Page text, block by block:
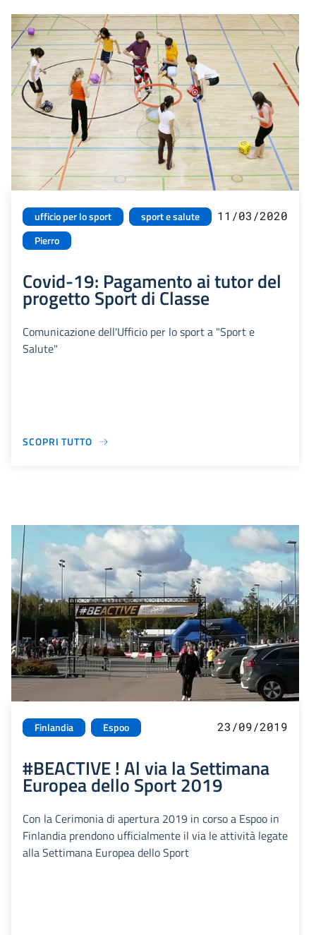
ufficio per lo sport
sport e salute
Pierro
11/03/2020
Covid-19: Pagamento ai tutor del
progetto Sport di Classe
Comunicazione dell'Ufficio per lo sport a "Sport e
Salute"
SCOPRI TUTTO
Finlandia Espoo 23/09/2019
#BEACTIVE ! Al via la Settimana
Europea dello Sport 2019
Con la Cerimonia di apertura 2019 in corso a Espoo in
Finlandia prendono ufficialmente il via le attività legate
alla Settimana Europea dello Sport